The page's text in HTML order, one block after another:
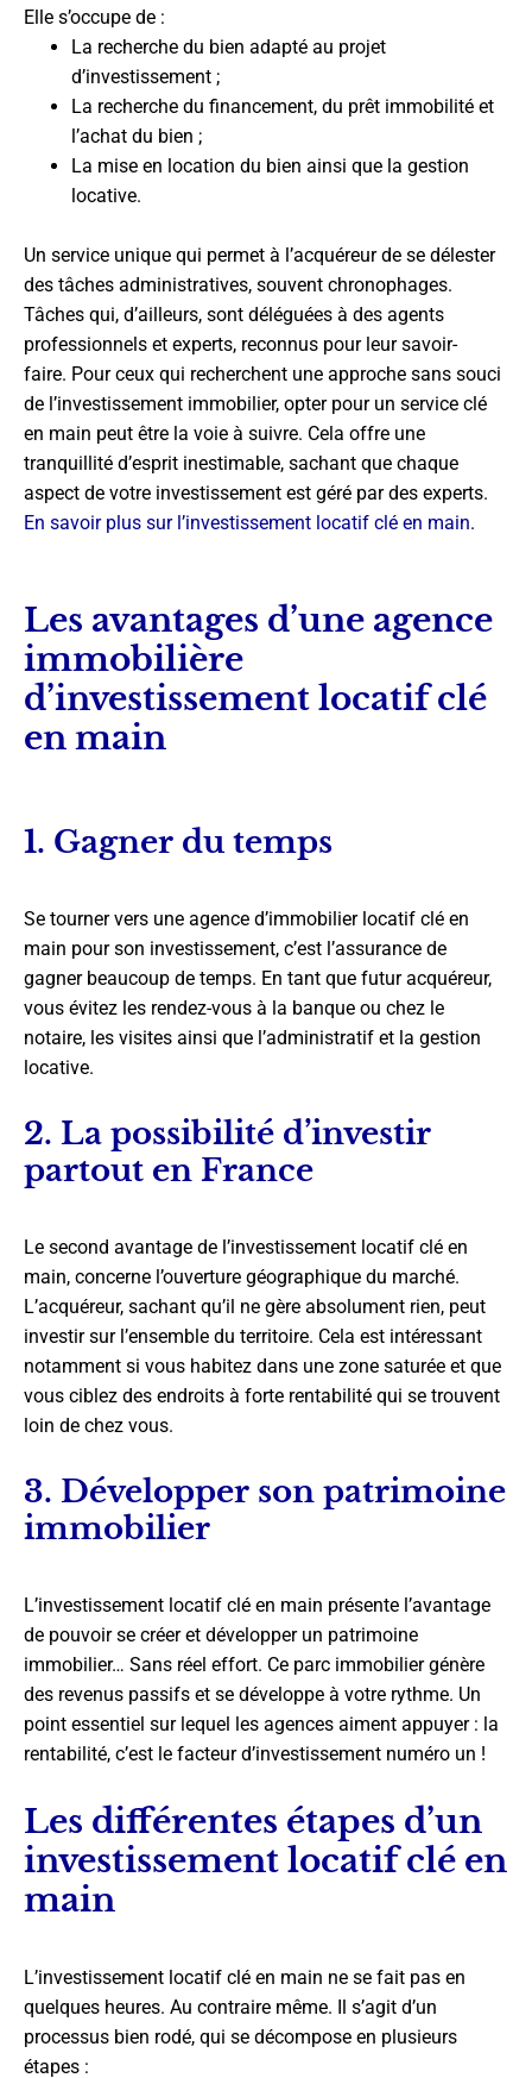
Elle s’occupe de :
La recherche du bien adapté au projet
d’investissement ;
La recherche du financement, du prêt immobilité et
l’achat du bien ;
La mise en location du bien ainsi que la gestion
locative.
Un service unique qui permet à l’acquéreur de se délester
des tâches administratives, souvent chronophages.
Tâches qui, d’ailleurs, sont déléguées à des agents
professionnels et experts, reconnus pour leur savoir-
faire. Pour ceux qui recherchent une approche sans souci
de l’investissement immobilier, opter pour un service clé
en main peut être la voie à suivre. Cela offre une
tranquillité d’esprit inestimable, sachant que chaque
aspect de votre investissement est géré par des experts.
En savoir plus sur l’investissement locatif clé en main.
Les avantages d’une agence
immobilière
d’investissement locatif clé
en main
1. Gagner du temps
Se tourner vers une agence d’immobilier locatif clé en
main pour son investissement, c’est l’assurance de
gagner beaucoup de temps. En tant que futur acquéreur,
vous évitez les rendez-vous à la banque ou chez le
notaire, les visites ainsi que l’administratif et la gestion
locative.
2. La possibilité d’investir
partout en France
Le second avantage de l’investissement locatif clé en
main, concerne l’ouverture géographique du marché.
L’acquéreur, sachant qu’il ne gère absolument rien, peut
investir sur l’ensemble du territoire. Cela est intéressant
notamment si vous habitez dans une zone saturée et que
vous ciblez des endroits à forte rentabilité qui se trouvent
loin de chez vous.
3. Développer son patrimoine
immobilier
L’investissement locatif clé en main présente l’avantage
de pouvoir se créer et développer un patrimoine
immobilier… Sans réel effort. Ce parc immobilier génère
des revenus passifs et se développe à votre rythme. Un
point essentiel sur lequel les agences aiment appuyer : la
rentabilité, c’est le facteur d’investissement numéro un !
Les différentes étapes d’un
investissement locatif clé en
main
L’investissement locatif clé en main ne se fait pas en
quelques heures. Au contraire même. Il s’agit d’un
processus bien rodé, qui se décompose en plusieurs
étapes :